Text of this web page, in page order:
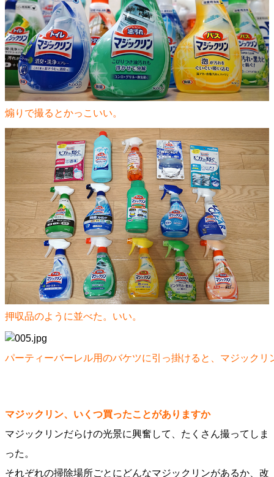
煽りで撮るとかっこいい。
押収品のように並べた。いい。
パーティーバーレル用のバケツに引っ掛けると、マジックリ
マジックリン、いくつ買ったことがありますか
マジックリンだらけの光景に興奮して、たくさん撮ってしま
った。
それぞれの掃除場所ごとにどんなマジックリンがあるか、改